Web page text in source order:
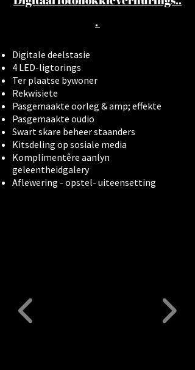
.
Digitale deelstasie
4 LED-ligtorings
Ter plaatse bywoner
Rekwisiete
Pasgemaakte oorleg & amp; effekte
Pasgemaakte oudio
Swart skare beheer staanders
Kitsdeling op sosiale media
Komplimentêre aanlyn
geleentheidgalery
Aflewering - opstel- uiteensetting